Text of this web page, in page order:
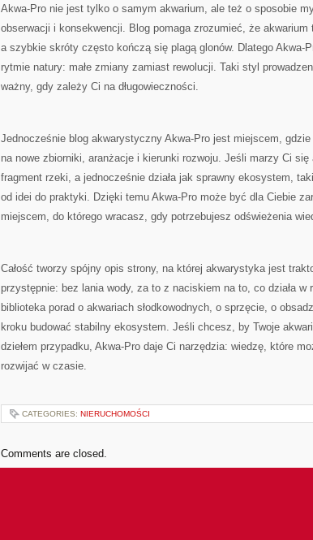
Akwa-Pro nie jest tylko o samym akwarium, ale też o sposobie
obserwacji i konsekwencji. Blog pomaga zrozumieć, że akwarium
a szybkie skróty często kończą się plagą glonów. Dlatego Akwa-
rytmie natury: małe zmiany zamiast rewolucji. Taki styl
ważny, gdy zależy Ci na długowieczności.
Jednocześnie blog akwarystyczny Akwa-Pro jest miejscem,
na nowe zbiorniki, aranżacje i kierunki rozwoju. Jeśli marzy Ci
fragment rzeki, a jednocześnie działa jak sprawny ekosystem,
od idei do praktyki. Dzięki temu Akwa-Pro może być dla Ciebie
miejscem, do którego wracasz, gdy potrzebujesz odświeżenia
Całość tworzy spójny opis strony, na której akwarystyka jest
przystępnie: bez lania wody, za to z naciskiem na to, co działa w
biblioteka porad o akwariach słodkowodnych, o sprzęcie, o
kroku budować stabilny ekosystem. Jeśli chcesz, by Twoje
dziełem przypadku, Akwa-Pro daje Ci narzędzia: wiedzę, które
rozwijać w czasie.
CATEGORIES: NIERUCHOMOŚCI
Comments are closed.